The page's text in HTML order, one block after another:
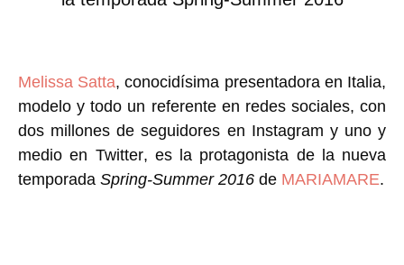
Melissa Satta,conocidísima presentadora en Italia,
modelo y todo un referente en redes sociales, con
dos millones de seguidores en Instagram y uno y
medio en Twitter, es la protagonista de la nueva
temporada Spring-Summer 2016 de MARIAMARE.